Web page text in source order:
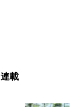
連載